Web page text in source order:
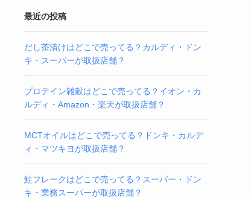
最近の投稿
だし茶漬けはどこで売ってる？カルディ・ドン
キ・スーパーが取扱店舗？
プロテイン雑穀はどこで売ってる？イオン・カ
ルディ・Amazon・楽天が取扱店舗？
MCTオイルはどこで売ってる？ドンキ・カルデ
ィ・マツキヨが取扱店舗？
鮭フレークはどこで売ってる？スーパー・ドン
キ・業務スーパーが取扱店舗？